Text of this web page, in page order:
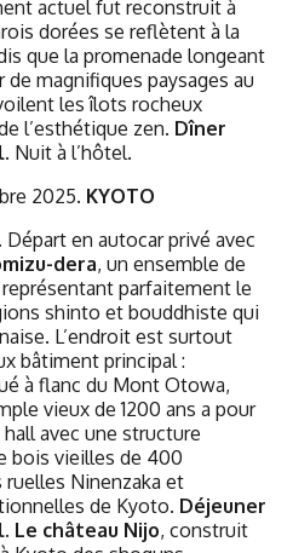
actuel fut reconstruit à
dorées se reflètent à la
que la promenade longeant
de magnifiques paysages au
les îlots rocheux
l’esthétique zen. Dîner
. Nuit à l’hôtel.
2025. KYOTO
Départ en autocar privé avec
dera, un ensemble de
parfaitement le
shinto et bouddhiste qui
L’endroit est surtout
bâtiment principal :
à flanc du Mont Otowa,
vieux de 1200 ans a pour
avec une structure
bois vieilles de 400
ruelles Ninenzaka et
de Kyoto. Déjeuner
Le château Nijo, construit